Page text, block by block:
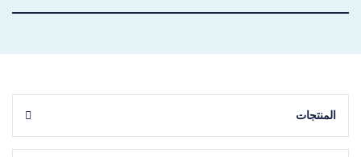
المنتجات